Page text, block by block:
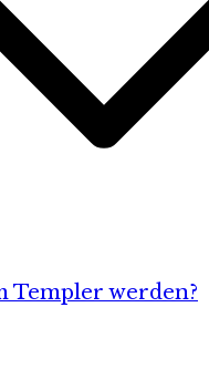
Templer werden?